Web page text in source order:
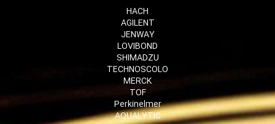
HACH
AGILENT
JENWAY
LOVIBOND
SHIMADZU
TECHNOSCOLO
MERCK
TOF
Perkinelmer
AQUALYTIC